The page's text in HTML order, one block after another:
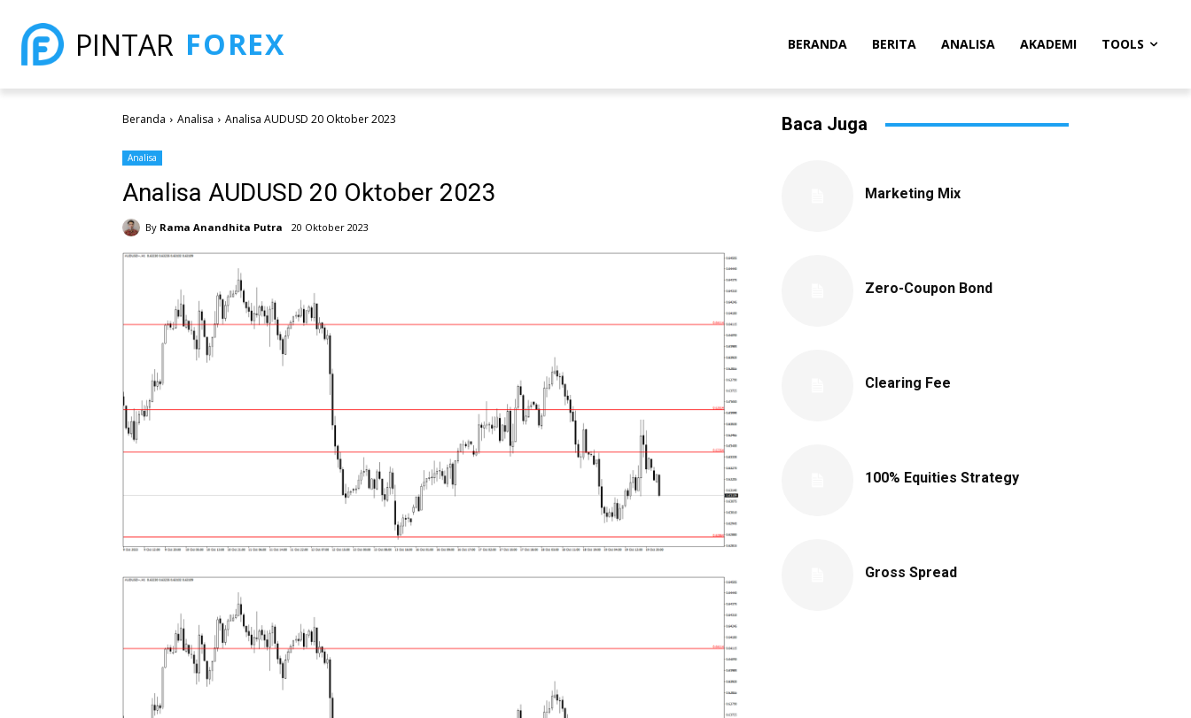
PINTAR FOREX BERANDA BERITA ANALISA AKADEMI TOOLS
Beranda Analisa Analisa AUDUSD 20 Oktober 2023
Analisa
Analisa AUDUSD 20 Oktober 2023
By Rama Anandhita Putra 20 Oktober 2023
Baca Juga
Marketing Mix
Zero-Coupon Bond
Clearing Fee
100% Equities Strategy
Gross Spread